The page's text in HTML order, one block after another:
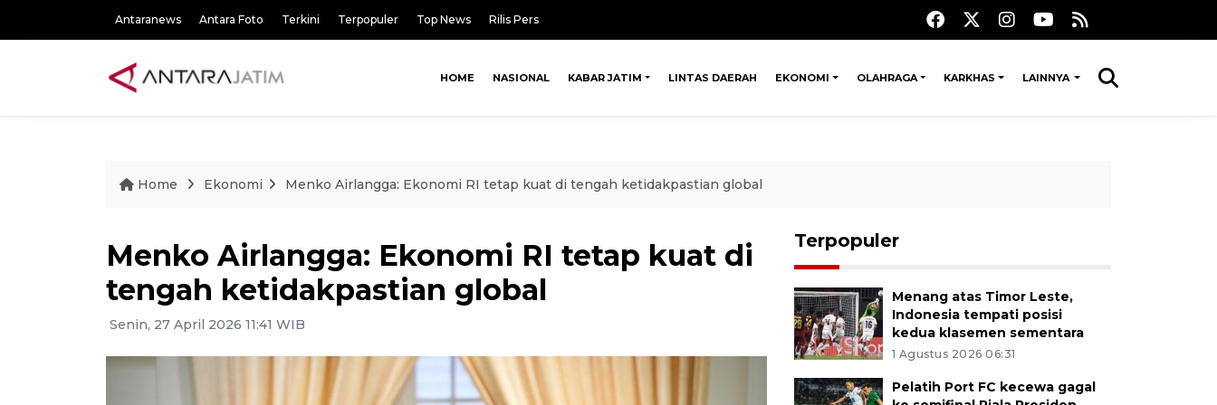
Antaranews Antara Foto Terkini Terpopuler Top News Rilis Pers
HOME NASIONAL KABAR JATIM LINTAS DAERAH EKONOMI OLAHRAGA KARKHAS LAINNYA
Home Ekonomi Menko Airlangga: Ekonomi RI tetap kuat di tengah ketidakpastian global
Menko Airlangga: Ekonomi RI tetap kuat di
tengah ketidakpastian global
Senin, 27 April 2026 11:41 WIB
Terpopuler
Menang atas Timor Leste,
Indonesia tempati posisi
kedua klasemen sementara
1 Agustus 2026 06:31
Pelatih Port FC kecewa gagal